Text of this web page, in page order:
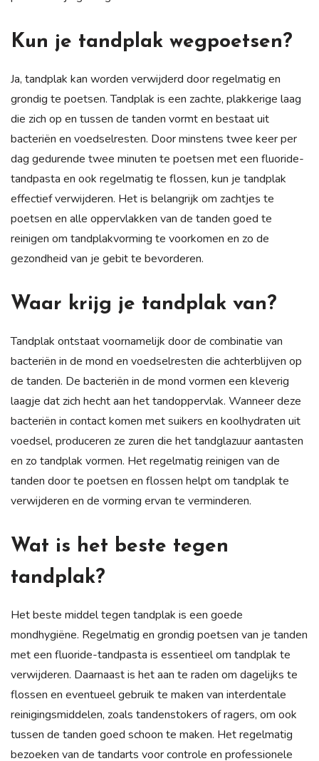
Kun je tandplak wegpoetsen?
Ja, tandplak kan worden verwijderd door regelmatig en
grondig te poetsen. Tandplak is een zachte, plakkerige laag
die zich op en tussen de tanden vormt en bestaat uit
bacteriën en voedselresten. Door minstens twee keer per
dag gedurende twee minuten te poetsen met een fluoride-
tandpasta en ook regelmatig te flossen, kun je tandplak
effectief verwijderen. Het is belangrijk om zachtjes te
poetsen en alle oppervlakken van de tanden goed te
reinigen om tandplakvorming te voorkomen en zo de
gezondheid van je gebit te bevorderen.
Waar krijg je tandplak van?
Tandplak ontstaat voornamelijk door de combinatie van
bacteriën in de mond en voedselresten die achterblijven op
de tanden. De bacteriën in de mond vormen een kleverig
laagje dat zich hecht aan het tandoppervlak. Wanneer deze
bacteriën in contact komen met suikers en koolhydraten uit
voedsel, produceren ze zuren die het tandglazuur aantasten
en zo tandplak vormen. Het regelmatig reinigen van de
tanden door te poetsen en flossen helpt om tandplak te
verwijderen en de vorming ervan te verminderen.
Wat is het beste tegen
tandplak?
Het beste middel tegen tandplak is een goede
mondhygiëne. Regelmatig en grondig poetsen van je tanden
met een fluoride-tandpasta is essentieel om tandplak te
verwijderen. Daarnaast is het aan te raden om dagelijks te
flossen en eventueel gebruik te maken van interdentale
reinigingsmiddelen, zoals tandenstokers of ragers, om ook
tussen de tanden goed schoon te maken. Het regelmatig
bezoeken van de tandarts voor controle en professionele